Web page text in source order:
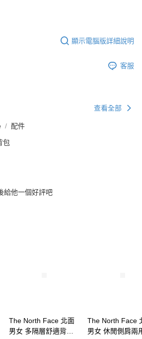
顯示電腦版詳細說明
客服
查看全部
配件
包
給他一個好評吧
The North Face 北面
男女 多隔層舒適背負
The North Face
男女 休閒側肩兩